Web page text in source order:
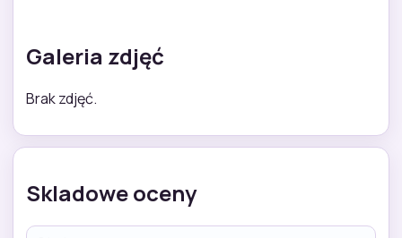
Galeria zdjęć
Brak zdjęć.
Skladowe oceny